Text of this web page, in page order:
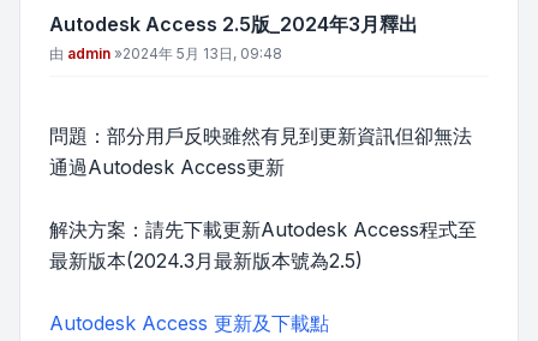
Autodesk Access 2.5版_2024年3月釋出
文章
由 admin »2024年 5月 13日, 09:48
問題：部分用戶反映雖然有見到更新資訊但卻無法
通過Autodesk Access更新
解決方案：請先下載更新Autodesk Access程式至
最新版本(2024.3月最新版本號為2.5)
Autodesk Access 更新及下載點